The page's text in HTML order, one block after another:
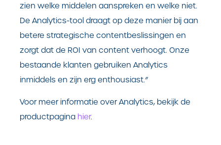
zien welke middelen aanspreken en welke niet.
De Analytics-tool draagt op deze manier bij aan
betere strategische contentbeslissingen en
zorgt dat de ROI van content verhoogt. Onze
bestaande klanten gebruiken Analytics
inmiddels en zijn erg enthousiast.”
Voor meer informatie over Analytics, bekijk de
productpagina hier.